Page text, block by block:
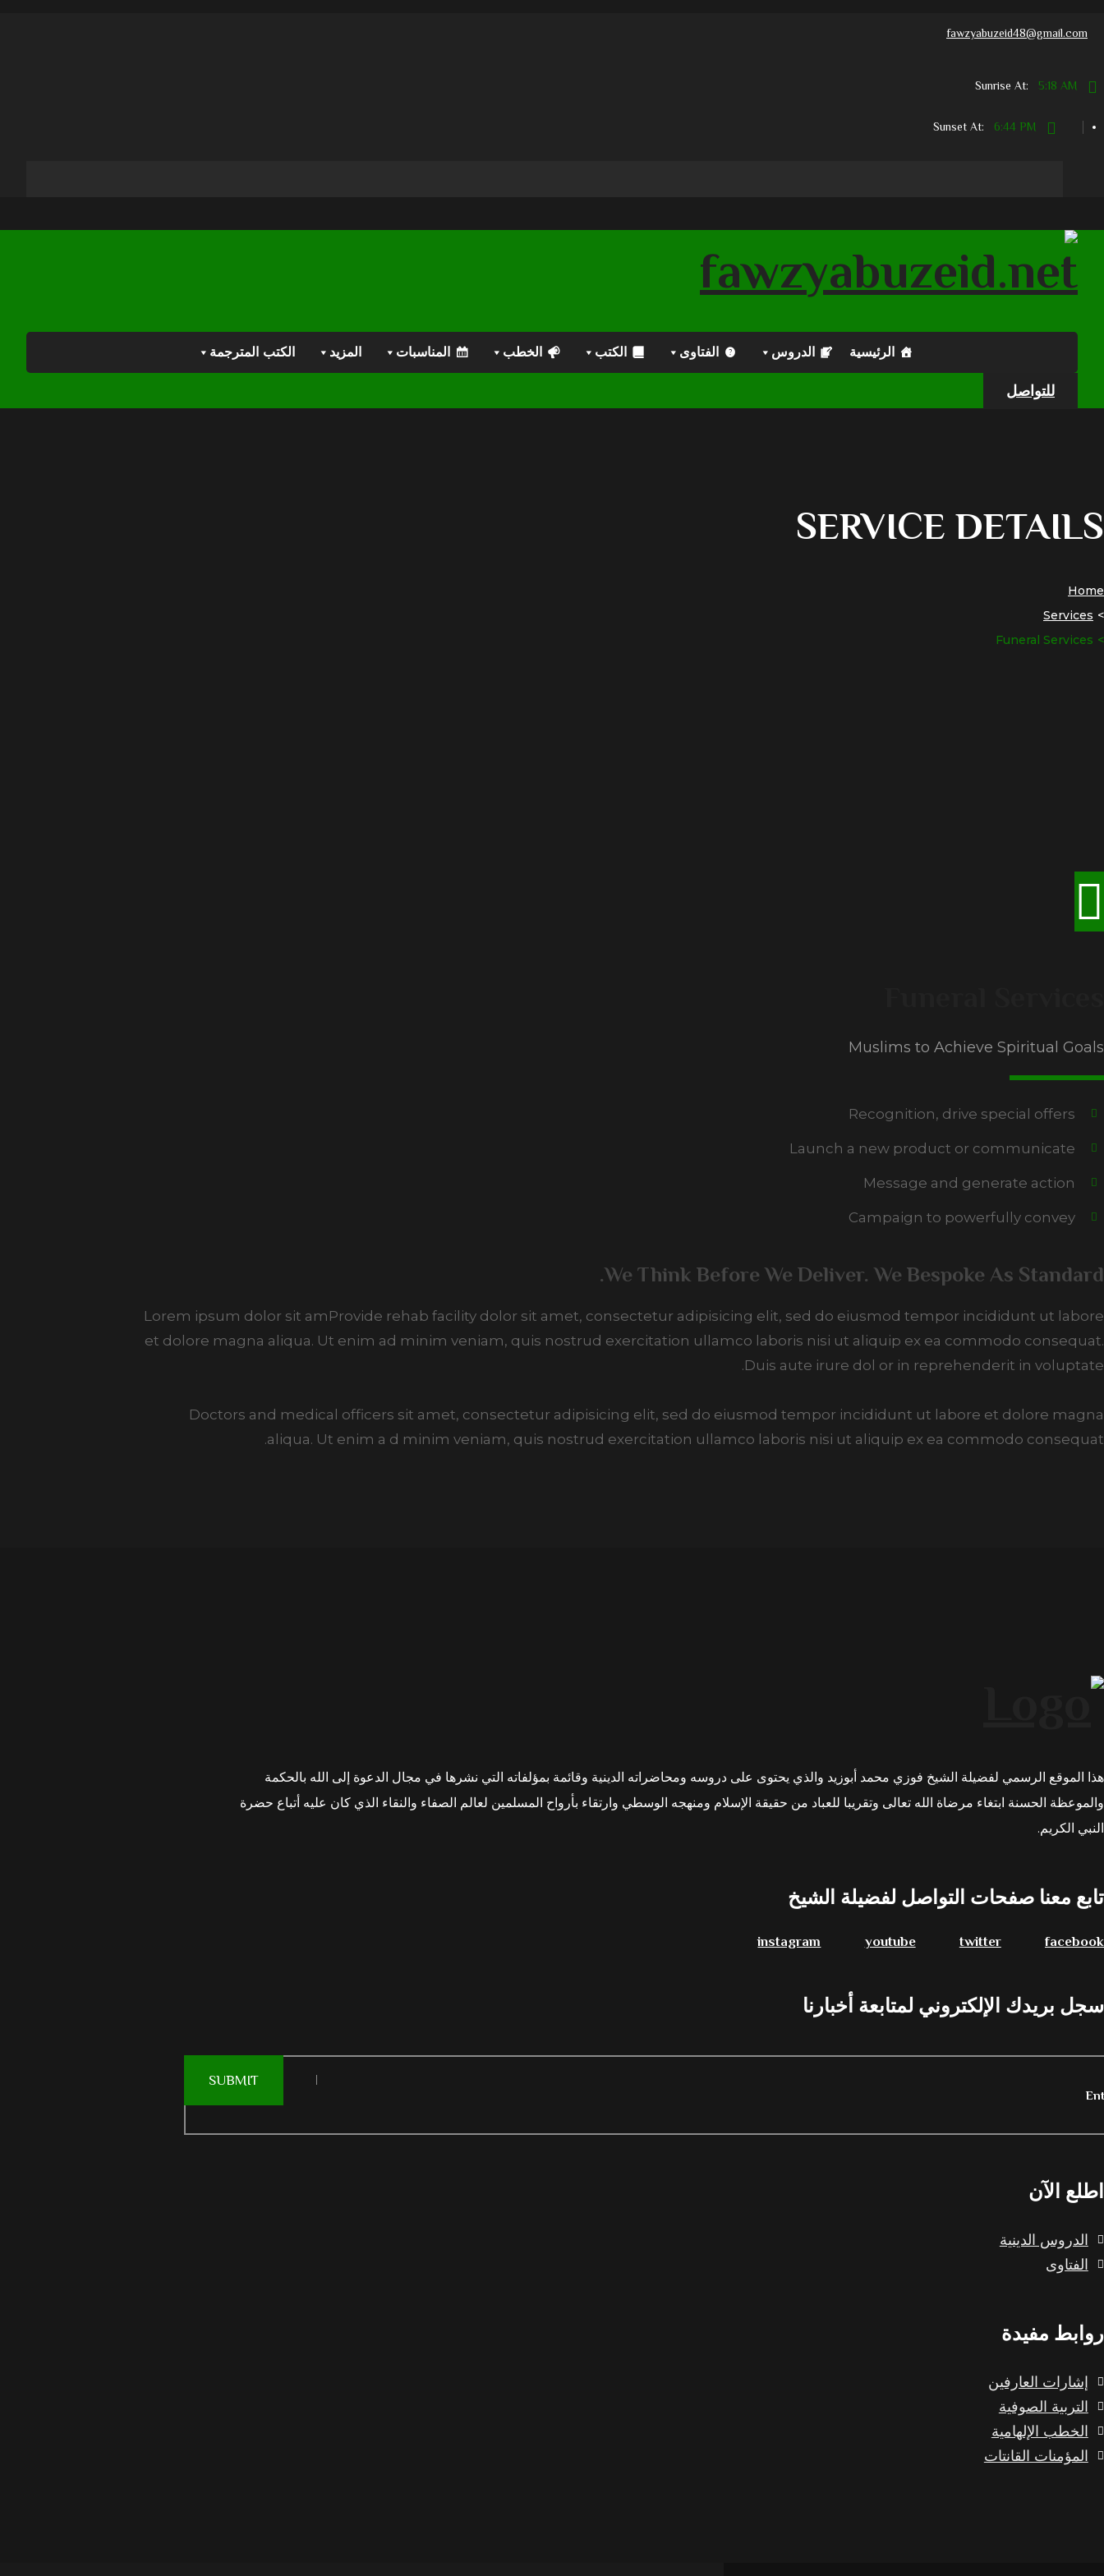
fawzyabuzeid48@gmail.com
5:18 AM
6:44 PM
الرئيسية الدروس الفتاوى الكتب الخطب المناسبات المزيد الكتب المترجمة
للتواصل
SERVICE DETAILS
Home
Services
Funeral Services
Muslims to Achieve Spiritual Goals
Recognition, drive special offers
Launch a new product or communicate
Message and generate action
Campaign to powerfully convey
We Think Before We Deliver. We Bespoke As Standard.
Lorem ipsum dolor sit amProvide rehab facility dolor sit amet, consectetur adipisicing elit, sed do eiusmod tempor incididunt ut labore
et dolore magna aliqua. Ut enim ad minim veniam, quis nostrud exercitation ullamco laboris nisi ut aliquip ex ea commodo consequat.
Duis aute irure dol or in reprehenderit in voluptate.
Doctors and medical officers sit amet, consectetur adipisicing elit, sed do eiusmod tempor incididunt ut labore et dolore magna
aliqua. Ut enim a d minim veniam, quis nostrud exercitation ullamco laboris nisi ut aliquip ex ea commodo consequat.
هذا الموقع الرسمي لفضيلة الشيخ فوزي محمد أبوزيد والذي يحتوى على دروسه ومحاضراته الدينية وقائمة بمؤلفاته التي نشرها في مجال الدعوة إلى الله بالحكمة
والموعظة الحسنة ابتغاء مرضاة الله تعالى وتقريبا للعباد من حقيقة الإسلام ومنهجه الوسطي وارتقاء بأرواح المسلمين لعالم الصفاء والنقاء الذي كان عليه أتباع حضرة
النبي الكريم.
تابع معنا صفحات التواصل لفضيلة الشيخ
facebook
twitter
youtube
instagram
سجل بريدك الإلكتروني لمتابعة أخبارنا
اطلع الآن
الدروس الدينية
الفتاوى
روابط مفيدة
إشارات العارفين
التربية الصوفية
الخطب الإلهامية
المؤمنات القانتات